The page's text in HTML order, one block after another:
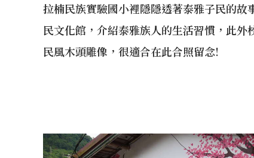
拉楠民族實驗國小裡隱隱透著泰雅子民的
民文化館，介紹泰雅族人的生活習慣，此
民風木頭雕像，很適合在此合照留念!